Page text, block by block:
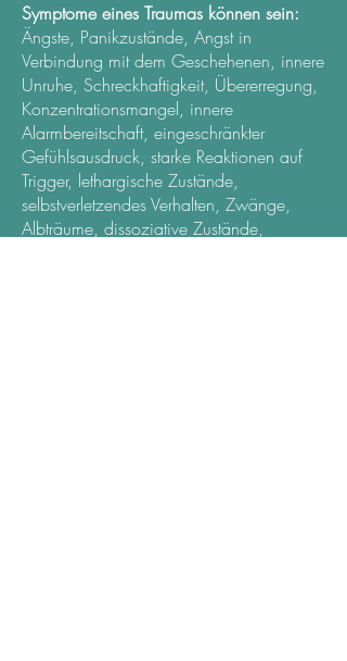
Symptome eines Traumas können sein:
Ängste, Panikzustände, Angst in
Verbindung mit dem Geschehenen, innere
Unruhe, Schreckhaftigkeit, Übererregung,
Konzentrationsmangel, innere
Alarmbereitschaft, eingeschränkter
Gefühlsausdruck, starke Reaktionen auf
Trigger, lethargische Zustände,
selbstverletzendes Verhalten, Zwänge,
Albträume, dissoziative Zustände,